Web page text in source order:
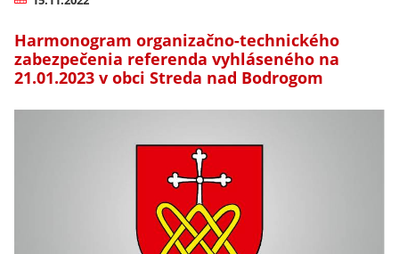
Harmonogram organizačno-technického
zabezpečenia referenda vyhláseného na
21.01.2023 v obci Streda nad Bodrogom